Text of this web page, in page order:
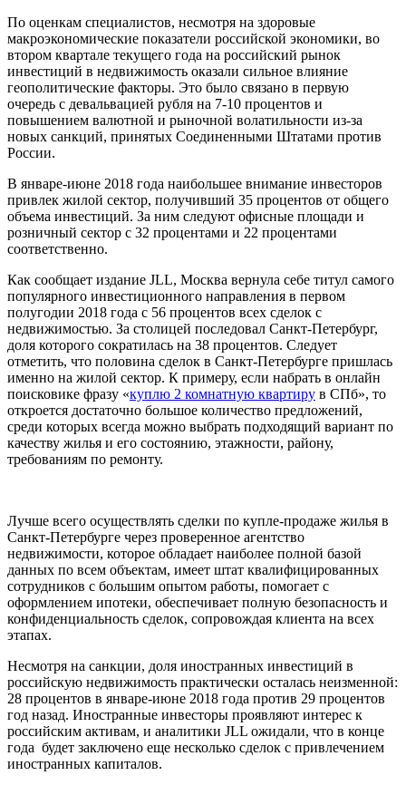
По оценкам специалистов, несмотря на здоровые
макроэкономические показатели российской экономики, во
втором квартале текущего года на российский рынок
инвестиций в недвижимость оказали сильное влияние
геополитические факторы. Это было связано в первую
очередь с девальвацией рубля на 7-10 процентов и
повышением валютной и рыночной волатильности из-за
новых санкций, принятых Соединенными Штатами против
России.
В январе-июне 2018 года наибольшее внимание инвесторов
привлек жилой сектор, получивший 35 процентов от общего
объема инвестиций. За ним следуют офисные площади и
розничный сектор с 32 процентами и 22 процентами
соответственно.
Как сообщает издание JLL, Москва вернула себе титул самого
популярного инвестиционного направления в первом
полугодии 2018 года с 56 процентов всех сделок с
недвижимостью. За столицей последовал Санкт-Петербург,
доля которого сократилась на 38 процентов. Следует
отметить, что половина сделок в Санкт-Петербурге пришлась
именно на жилой сектор. К примеру, если набрать в онлайн
поисковике фразу «куплю 2 комнатную квартиру в СПб», то
откроется достаточно большое количество предложений,
среди которых всегда можно выбрать подходящий вариант по
качеству жилья и его состоянию, этажности, району,
требованиям по ремонту.
Лучше всего осуществлять сделки по купле-продаже жилья в
Санкт-Петербурге через проверенное агентство
недвижимости, которое обладает наиболее полной базой
данных по всем объектам, имеет штат квалифицированных
сотрудников с большим опытом работы, помогает с
оформлением ипотеки, обеспечивает полную безопасность и
конфиденциальность сделок, сопровождая клиента на всех
этапах.
Несмотря на санкции, доля иностранных инвестиций в
российскую недвижимость практически осталась неизменной:
28 процентов в январе-июне 2018 года против 29 процентов
год назад. Иностранные инвесторы проявляют интерес к
российским активам, и аналитики JLL ожидали, что в конце
года будет заключено еще несколько сделок с привлечением
иностранных капиталов.